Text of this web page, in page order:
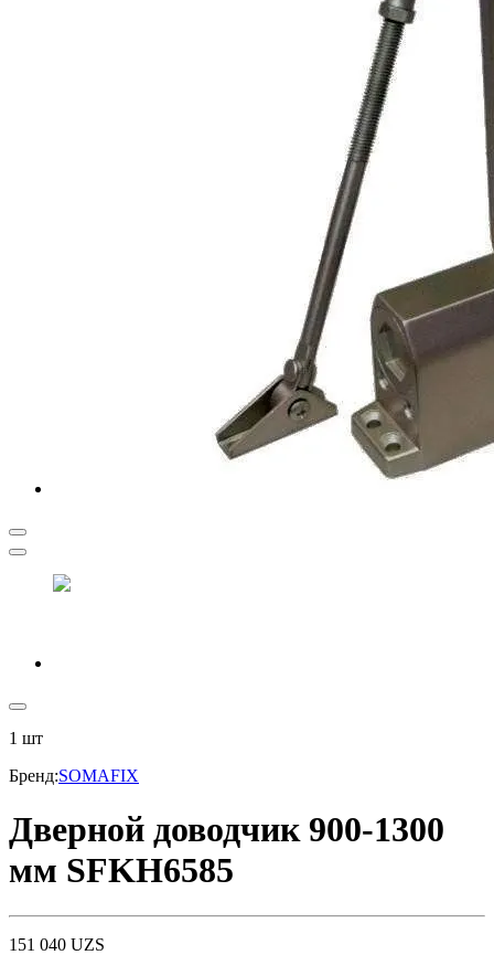
1 шт
Бренд:SOMAFIX
Дверной доводчик 900-1300
мм SFKH6585
151 040 UZS